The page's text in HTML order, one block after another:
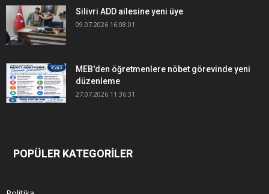
Silivri ADD ailesine yeni üye
09.07.2026 16:08:01
MEB'den öğretmenlere nöbet görevinde yeni
düzenleme
27.07.2026 11:36:31
POPÜLER KATEGORİLER